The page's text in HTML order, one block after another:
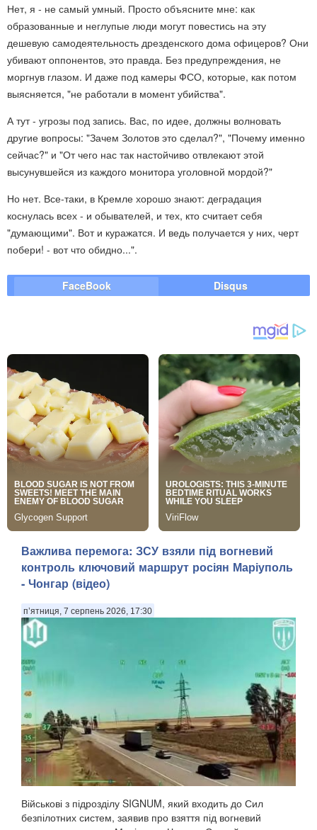
Нет, я - не самый умный. Просто объясните мне: как
образованные и неглупые люди могут повестись на эту
дешевую самодеятельность дрезденского дома офицеров? Они
убивают оппонентов, это правда. Без предупреждения, не
моргнув глазом. И даже под камеры ФСО, которые, как потом
выясняется, "не работали в момент убийства".
А тут - угрозы под запись. Вас, по идее, должны волновать
другие вопросы: "Зачем Золотов это сделал?", "Почему именно
сейчас?" и "От чего нас так настойчиво отвлекают этой
высунувшейся из каждого монитора уголовной мордой?"
Но нет. Все-таки, в Кремле хорошо знают: деградация
коснулась всех - и обывателей, и тех, кто считает себя
"думающими". Вот и куражатся. И ведь получается у них, черт
побери! - вот что обидно...".
FaceBook Disqus
Важлива перемога: ЗСУ взяли під вогневий
контроль ключовий маршрут росіян Маріуполь
- Чонгар (відео)
п’ятниця, 7 серпень 2026, 17:30
Військові з підрозділу SIGNUM, який входить до Сил
безпілотних систем, заявив про взяття під вогневий